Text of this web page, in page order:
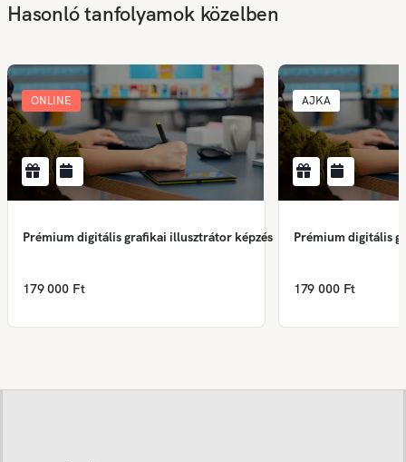
Hasonló tanfolyamok közelben
ONLINE
Prémium digitális grafikai illusztrátor képzés
179 000 Ft
AJKA
Prémium digitális
179 000 Ft